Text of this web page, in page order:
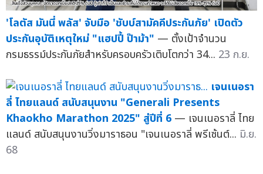
'โลตัส มันนี่ พลัส' จับมือ 'ชับบ์สามัคคีประกันภัย' เปิดตัว
ประกันอุบัติเหตุใหม่ "แฮปปี้ ป๊าม้า" — ตั้งเป้าจำนวน
กรมธรรม์ประกันภัยสำหรับครอบครัวเติบโตกว่า 34... 23 ก.ย.
เจนเนอรา
ลี่ ไทยแลนด์ สนับสนุนงาน "Generali Presents
Khaokho Marathon 2025" สู่ปีที่ 6 — เจนเนอราลี่ ไทย
แลนด์ สนับสนุนงานวิ่งมาราธอน "เจนเนอราลี่ พรีเซ้นต์... มิ.ย.
68